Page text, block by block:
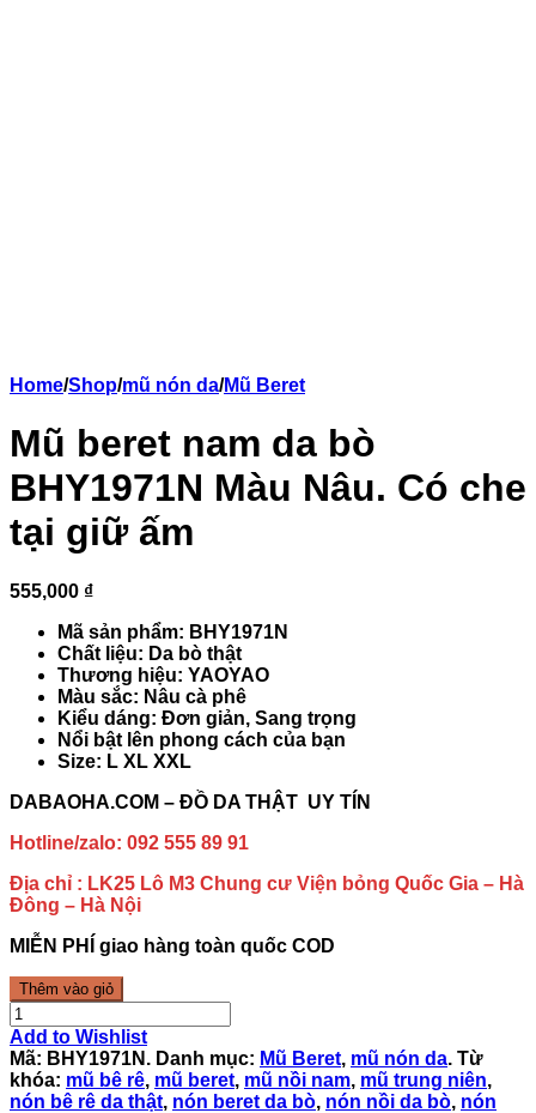
Home/Shop/mũ nón da/Mũ Beret
Mũ beret nam da bò
BHY1971N Màu Nâu. Có che
tại giữ ấm
555,000 ₫
Mã sản phẩm: BHY1971N
Chất liệu: Da bò thật
Thương hiệu: YAOYAO
Màu sắc: Nâu cà phê
Kiểu dáng: Đơn giản, Sang trọng
Nổi bật lên phong cách của bạn
Size: L XL XXL
DABAOHA.COM – ĐỒ DA THẬT UY TÍN
Hotline/zalo: 092 555 89 91
Địa chỉ : LK25 Lô M3 Chung cư Viện bỏng Quốc Gia – Hà
Đông – Hà Nội
MIỄN PHÍ giao hàng toàn quốc COD
Thêm vào giỏ
Add to Wishlist
Mã: BHY1971N . Danh mục: Mũ Beret, mũ nón da. Từ
khóa: mũ bê rê, mũ beret, mũ nồi nam, mũ trung niên,
nón bê rê da thật, nón beret da bò, nón nồi da bò, nón